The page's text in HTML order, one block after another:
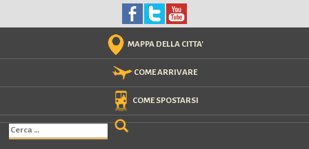
MAPPA DELLA CITTA'
COME ARRIVARE
COME SPOSTARSI
Ricerca
per: